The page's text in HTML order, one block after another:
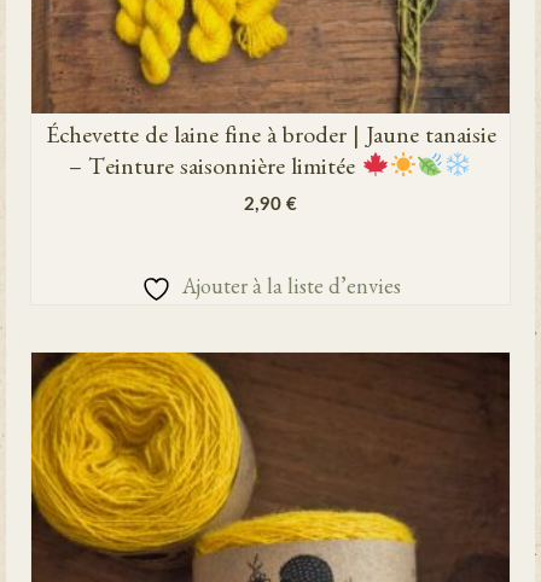
Échevette de laine fine à broder | Jaune tanaisie
– Teinture saisonnière limitée
2,90 €
Ajouter à la liste d’envies